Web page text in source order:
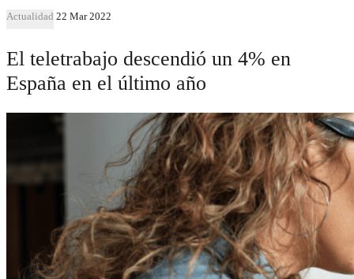
Actualidad 22 Mar 2022
El teletrabajo descendió un 4% en
España en el último año